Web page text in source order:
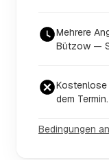
Mehrere
Bützow —
dem Termin.
Bedingungen